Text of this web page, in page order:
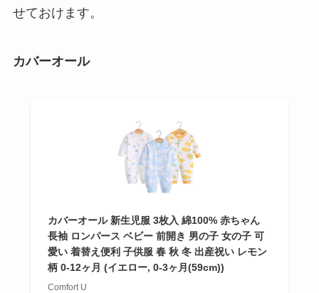
せておけます。
カバーオール
カバーオール 新生児服 3枚入 綿100% 赤ちゃん
長袖 ロンパース ベビー 前開き 男の子 女の子 可
愛い 着替え便利 子供服 春 秋 冬 出産祝い レモン
柄 0-12ヶ月 (イエロー, 0-3ヶ月(59cm))
Comfort U